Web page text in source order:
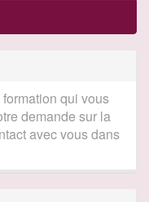
qui vous
demande sur la
avec vous dans